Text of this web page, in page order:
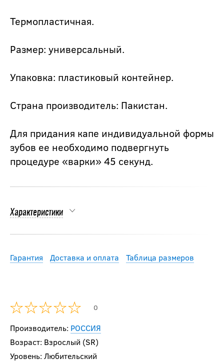
Термопластичная.
Размер: универсальный.
Упаковка: пластиковый контейнер.
Страна производитель: Пакистан.
Для придания капе индивидуальной формы
зубов ее необходимо подвергнуть
процедуре «варки» 45 секунд.
Характеристики
Гарантия Доставка и оплата Таблица размеров
0
Производитель: РОССИЯ
Возраст: Взрослый (SR)
Уровень: Любительский